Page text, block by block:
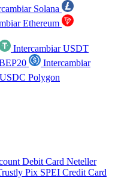
Solana
Ethereum
Intercambiar USDT
Intercambiar
Polygon
Debit Card Neteller
Pix SPEI Credit Card